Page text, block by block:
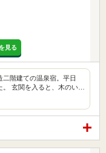
見る
階建ての温泉宿。平日
。 玄関を入ると、木のい…